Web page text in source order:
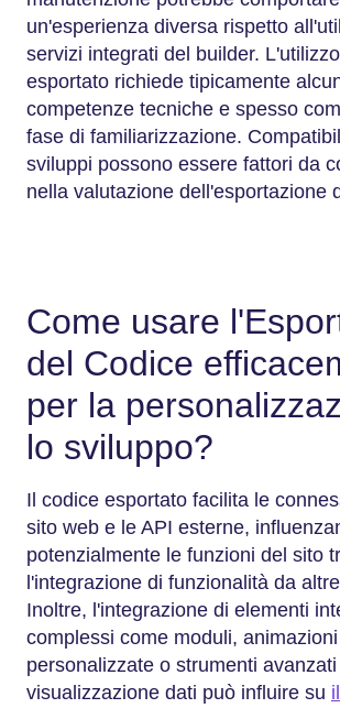
un'esperienza diversa rispetto
servizi integrati del builder.
esportato richiede tipicamente
competenze tecniche e spesso
fase di familiarizzazione.
sviluppi possono essere fattori da
nella valutazione dell'esportazione
Come usare
del Codice
per la
lo sviluppo?
Il codice esportato facilita le
sito web e le API esterne,
potenzialmente le funzioni del sito
l'integrazione di funzionalità da
Inoltre, l'integrazione di elementi
complessi come moduli, animazioni
personalizzate o strumenti avanzati
visualizzazione dati può influire su il